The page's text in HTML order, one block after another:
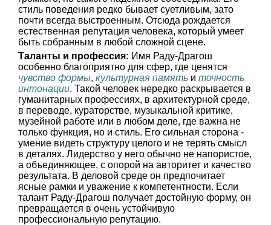
стиль поведения редко бывает суетливым, зато
почти всегда выстроенным. Отсюда рождается
естественная репутация человека, который умеет
быть собранным в любой сложной сцене.
Таланты и профессия: Имя Раду-Драгош
особенно благоприятно для сфер, где ценятся
чувство формы, культурная память и точность
интонации. Такой человек нередко раскрывается в
гуманитарных профессиях, в архитектурной среде,
в переводе, кураторстве, музыкальной критике,
музейной работе или в любом деле, где важна не
только функция, но и стиль. Его сильная сторона -
умение видеть структуру целого и не терять смысл
в деталях. Лидерство у него обычно не напористое,
а объединяющее, с опорой на авторитет и качество
результата. В деловой среде он предпочитает
ясные рамки и уважение к компетентности. Если
талант Раду-Драгош получает достойную форму, он
превращается в очень устойчивую
профессиональную репутацию.